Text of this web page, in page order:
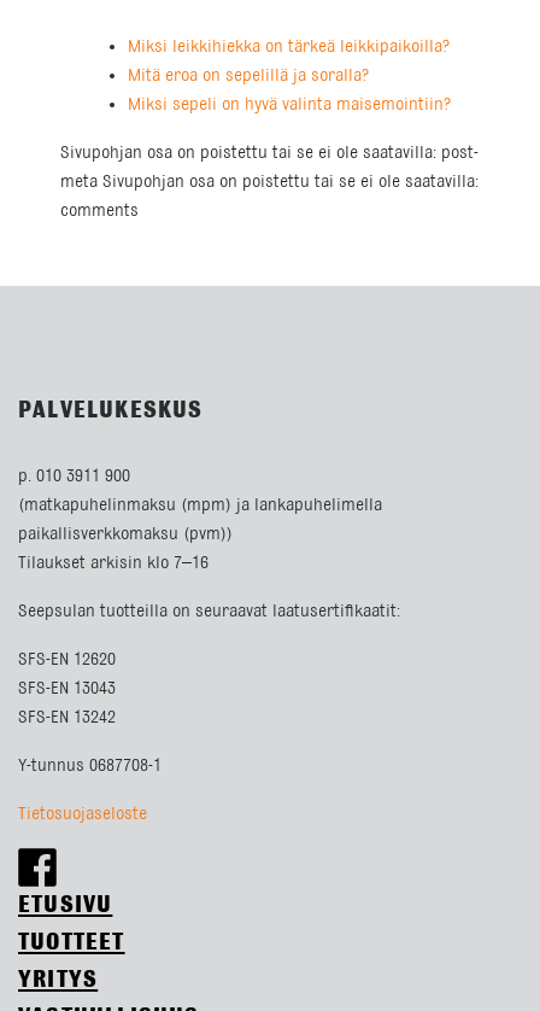
Miksi leikkihiekka on tärkeä leikkipaikoilla?
Mitä eroa on sepelillä ja soralla?
Miksi sepeli on hyvä valinta maisemointiin?
Sivupohjan osa on poistettu tai se ei ole saatavilla: post-
meta Sivupohjan osa on poistettu tai se ei ole saatavilla:
comments
PALVELUKESKUS
p. 010 3911 900
(matkapuhelinmaksu (mpm) ja lankapuhelimella
paikallisverkkomaksu (pvm))
Tilaukset arkisin klo 7–16
Seepsulan tuotteilla on seuraavat laatusertifikaatit:
SFS-EN 12620
SFS-EN 13043
SFS-EN 13242
Y-tunnus 0687708-1
Tietosuojaseloste
ETUSIVU
TUOTTEET
YRITYS